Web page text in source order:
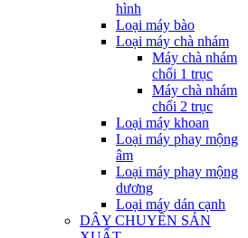
hình
Loại máy bào
Loại máy chà nhám
Máy chà nhám
chổi 1 trục
Máy chà nhám
chổi 2 trục
Loại máy khoan
Loại máy phay mộng
âm
Loại máy phay mộng
dương
Loại máy dán cạnh
DÂY CHUYỀN SẢN